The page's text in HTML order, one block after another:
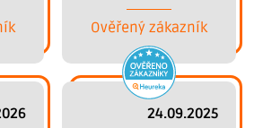
Ověřený zákazník
24.09.2025